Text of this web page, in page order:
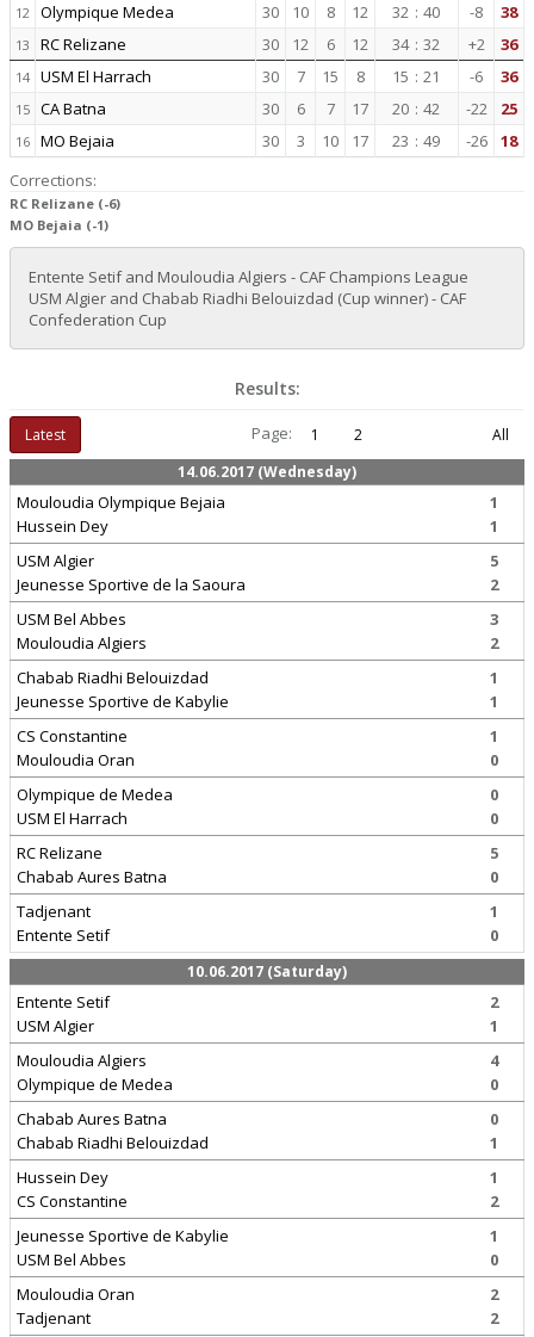
12 Olympique Medea 30 10 8 12 32 : 40 -8 38
13 RC Relizane 30 12 6 12 34 : 32 +2 36
14 USM El Harrach 30 7 15 8 15 : 21 -6 36
15 CA Batna 30 6 7 17 20 : 42 -22 25
16 MO Bejaia 30 3 10 17 23 : 49 -26
18
Corrections:
RC Relizane (-6)
MO Bejaia (-1)
Entente Setif and Mouloudia Algiers - CAF Champions League
USM Algier and Chabab Riadhi Belouizdad (Cup winner) - CAF
Confederation Cup
Results:
Latest Page: 1 2
All
14.06.2017 (Wednesday)
Mouloudia Olympique Bejaia
Hussein Dey
1
1
USM Algier
Jeunesse Sportive de la Saoura
5
2
USM Bel Abbes
Mouloudia Algiers
3
2
Chabab Riadhi Belouizdad
Jeunesse Sportive de Kabylie
1
1
CS Constantine
Mouloudia Oran
1
0
Olympique de Medea
USM El Harrach
0
0
RC Relizane
Chabab Aures Batna
5
0
Tadjenant
Entente Setif
1
0
10.06.2017 (Saturday)
Entente Setif
USM Algier
2
1
Mouloudia Algiers
Olympique de Medea
4
0
Chabab Aures Batna
Chabab Riadhi Belouizdad
0
1
Hussein Dey
CS Constantine
1
2
Jeunesse Sportive de Kabylie
USM Bel Abbes
1
0
Mouloudia Oran
Tadjenant
2
2